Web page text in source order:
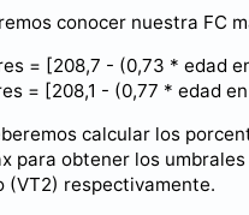
conocer nuestra FC
= [208,7 - (0,73 * edad
= [208,1 - (0,77 * edad
calcular los
para obtener los
(VT2) respectivamente.